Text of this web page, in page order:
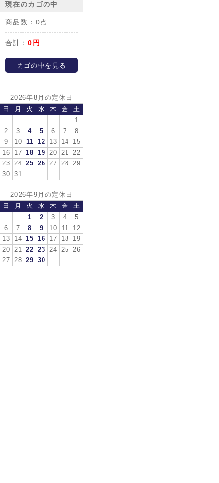
現在のカゴの中
商品数： 0点
合計：0円
カゴの中を見る
2026年8月の定休日
日
月 火 水 木 金
土
1
2
3 4 5 6 7
8
9
10 11 12 13 14
15
16
17 18 19 20 21
22
23
24 25 26 27 28
29
30
31
2026年9月の定休日
日
月 火 水 木 金
土
1
2 3 4
5
6
7 8 9 10 11
12
13
14 15 16 17 18
19
20
21 22 23 24 25
26
27
28 29 30